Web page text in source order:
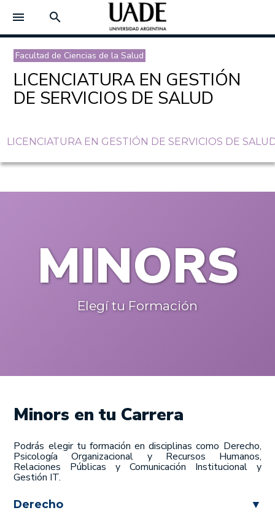
menu search
Facultad de Ciencias de la Salud
LICENCIATURA EN GESTIÓN
DE SERVICIOS DE SALUD
LICENCIATURA EN GESTIÓN DE SERVICIOS DE
MINORS
Elegí tu Formación
Minors en tu Carrera
Podrás elegir tu formación en disciplinas como Derecho,
Psicología Organizacional y Recursos Humanos,
Relaciones Públicas y Comunicación Institucional y
Gestión IT.
Derecho ▼